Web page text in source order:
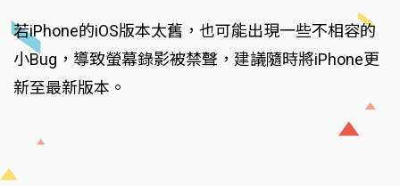
若iPhone的iOS版本太舊，也可能出現一些不相容的
小Bug，導致螢幕錄影被禁聲，建議隨時將iPhone更
新至最新版本。